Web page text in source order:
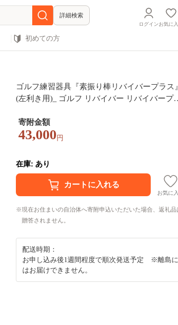
詳細検索
ログインお気に
初めての方
ゴルフ練習器具『素振り棒リバイバープラス』
(左利き用)_ ゴルフ リバイバー リバイバープ
グ 練習 素振り スイング練習 飛距離アップ 左
き用 【1285972】
寄附金額
43,000 円
在庫: あり
お気に
現在お住まいの自治体へ寄附申込いただいた場合、返礼品
贈答されません。
配送時期：
お申し込み後1週間程度で順次発送予定 ※離島に
はお届けできません。